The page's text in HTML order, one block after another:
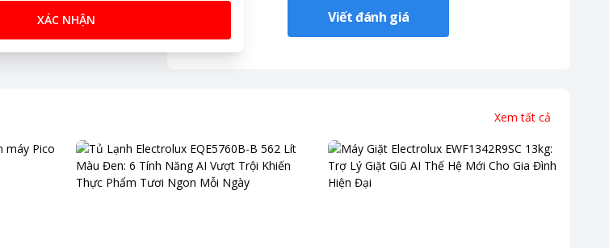
Viết đánh giá
Xem tất cả
XÁC NHẬN